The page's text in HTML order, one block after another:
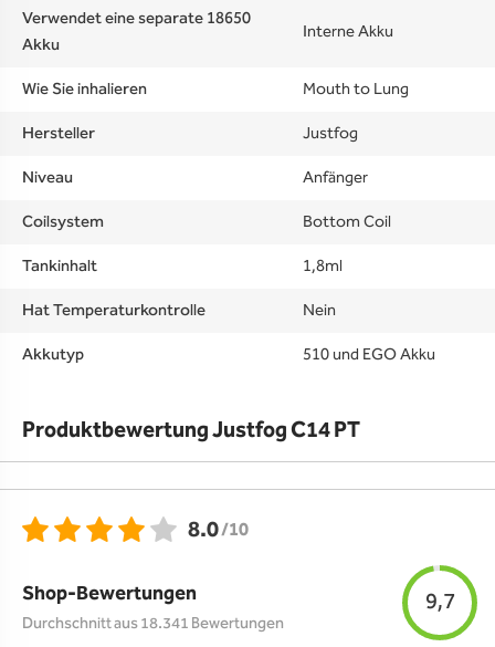
Verwendet eine separate 18650
Akku
Interne Akku
Wie Sie inhalieren
Mouth to Lung
Hersteller
Justfog
Niveau
Anfänger
Coilsystem
Bottom Coil
Tankinhalt
1,8ml
Hat Temperaturkontrolle
Nein
Akkutyp
510 und EGO Akku
Produktbewertung Justfog C14 PT
8.0/10
Shop-Bewertungen
Durchschnitt aus 18.341 Bewertungen
9,7